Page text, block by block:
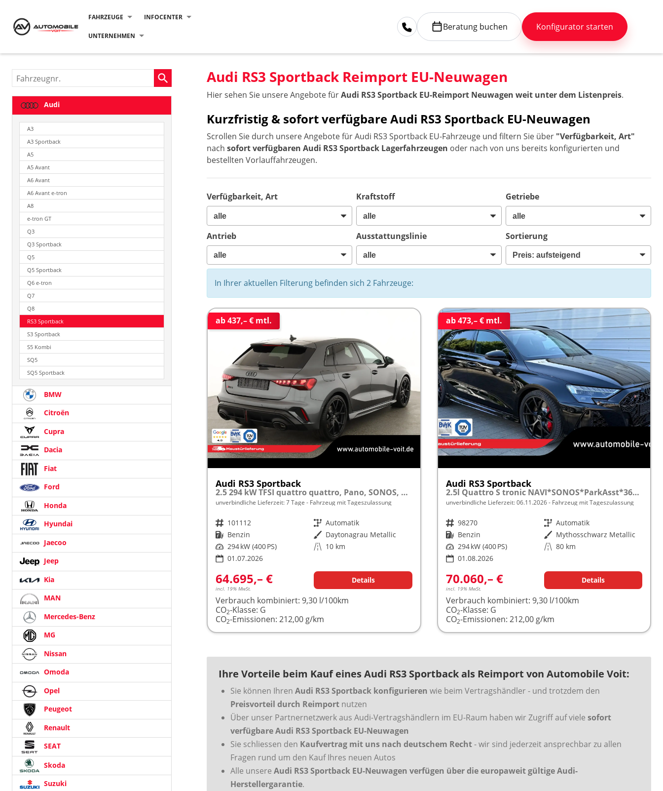
FAHRZEUGE INFOCENTER
UNTERNEHMEN
Beratung buchen Konfigurator starten
Audi RS3 Sportback Reimport EU-Neuwagen
Hier sehen Sie unsere Angebote fürAudi RS3 Sportback EU-Reimport Neuwagen weit unter dem Listenpreis.
Kurzfristig & sofort verfügbare Audi RS3 Sportback EU-Neuwagen
Scrollen Sie durch unsere Angebote für Audi RS3 Sportback EU-Fahrzeuge und filtern Sie über "Verfügbarkeit, Art"
nachsofort verfügbaren Audi RS3 Sportback Lagerfahrzeugen oder nach von uns bereits konfigurierten und
bestellten Vorlauffahrzeugen.
Verfügbarkeit, Art Kraftstoff Getriebe
Antrieb Ausstattungslinie Sortierung
In Ihrer aktuellen Filterung befinden sich2 Fahrzeuge:
ab 437,– € mtl.
Audi RS3 Sportback
2.5 294 kW TFSI quattro quattro, Pano, SONOS, Matrix, Sportabgas, Side, 5 J.-Garantie
unverbindliche Lieferzeit:7 Tage Fahrzeug mit Tageszulassung
Fahrzeugnr. 101112 Getriebe Automatik
Kraftstoff Benzin Außenfarbe Daytonagrau Metallic
Leistung 294 kW (400 PS) Kilometerstand 10 km
01.07.2026
64.695,– €
incl. 19% MwSt.
Details
Verbrauch kombiniert:9,30 l/100km
CO2-Klasse: G
CO2-Emissionen:212,00 g/km
ab 473,– € mtl.
Audi RS3 Sportback
2.5l Quattro S tronic NAVI*SONOS*ParkAsst*360°*Matrix*AsstPak*Keyless*
unverbindliche Lieferzeit:06.11.2026 Fahrzeug mit Tageszulassung
Fahrzeugnr. 98270 Getriebe Automatik
Kraftstoff Benzin Außenfarbe Mythosschwarz Metallic
Leistung 294 kW (400 PS) Kilometerstand 80 km
01.08.2026
70.060,– €
incl. 19% MwSt.
Details
Verbrauch kombiniert: 9,30 l/100km
CO2-Klasse: G
CO2-Emissionen: 212,00 g/km
Ihre Vorteile beim Kauf eines Audi RS3 Sportback als Reimport von Automobile Voit:
Sie können IhrenAudi RS3 Sportback konfigurieren wie beim Vertragshändler - und trotzdem den
Preisvorteil durch Reimport nutzen
Über unser Partnernetzwerk aus Audi-Vertragshändlern im EU-Raum haben wir Zugriff auf vielesofort
verfügbare Audi RS3 Sportback EU-Neuwagen
Sie schliessen den Kaufvertrag mit uns nach deutschem Recht- wir sind jederzeit ansprechbar zu allen
Fragen rund um den Kauf Ihres neuen Autos
Alle unsereAudi RS3 Sportback EU-Neuwagen verfügen über die europaweit gültige Audi-
Herstellergarantie.
Fahrzeugnr.
Audi
A3
A3 Sportback
A5
A5 Avant
A6 Avant
A6 Avant e-tron
A8
e-tron GT
Q3
Q3 Sportback
Q5
Q5 Sportback
Q6 e-tron
Q7
Q8
RS3 Sportback
S3 Sportback
S5 Kombi
SQ5
SQ5 Sportback
BMW
Citroën
Cupra
Dacia
Fiat
Ford
Honda
Hyundai
Jaecoo
Jeep
Kia
MAN
Mercedes-Benz
MG
Nissan
Omoda
Opel
Peugeot
Renault
SEAT
Skoda
Suzuki